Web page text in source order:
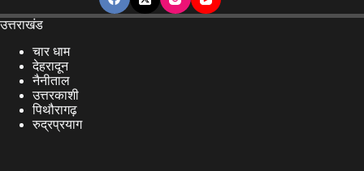
उत्तराखंड
चार धाम
देहरादून
नैनीताल
उत्तरकाशी
पिथौरागढ़
रुद्रप्रयाग